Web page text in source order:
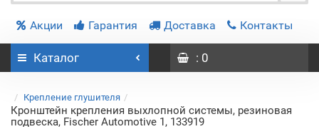
Акции Гарантия Доставка Контакты
Каталог : 0
Крепление глушителя
Кронштейн крепления выхлопной системы, резиновая
подвеска, Fischer Automotive 1, 133919